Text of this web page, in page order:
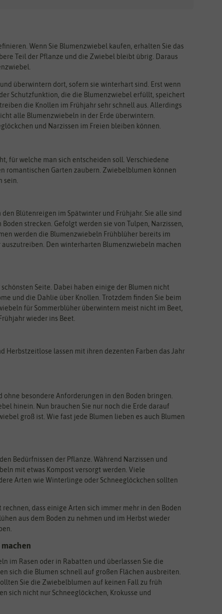
Wenn Sie Blumenzwiebel kaufen, erhalten Sie das
Teil der Pflanze und die Zwiebel bleibt übrig. Daraus
überwintern dort, sofern sie winterhart sind. Erst wenn
Schutzfunktion, die die Blumenzwiebel erfüllt, speichert
die Knollen im Frühjahr sehr schnell aus. Allerdings
alle Blumenzwiebeln in der Erde überwintern.
und Narzissen im Freien bleiben können.
für welche man sich entscheiden soll. Verschiedene
romantischen Garten zaubern. Zwiebelblumen können
sein.
Blütenreigen im Spätwinter und Frühjahr. Sie alle sind
strecken. Gefolgt werden sie von Tulpen, Narzissen,
werden die Blumenzwiebeln Frühblüher bereits im
Den winterharten Blumenzwiebeln machen
Seite. Dabei haben einige der Blumen nicht
und die Dahlie über Knollen. Trotzdem finden Sie beim
für Sommerblüher überwintern meist nicht im Beet,
wieder ins Beet.
Herbstzeitlose lassen mit ihren dezenten Farben das Jahr
besondere Anforderungen in den Boden bringen.
hinein. Nun brauchen Sie nur noch die Erde darauf
groß ist. Wie fast jede Blumen lieben es auch Blumen
Bedürfnissen der Pflanze. Während Narzissen und
mit etwas Kompost versorgt werden. Viele
Arten wie Winterlinge oder Schneeglöckchen sollten
dass einige Arten sich immer mehr in den Boden
aus dem Boden zu nehmen und im Herbst wieder
im Rasen oder in Rabatten und überlassen Sie die
sich die Blumen schnell auf großen Flächen ausbreiten.
Sie die Zwiebelblumen auf keinen Fall zu früh
sich nicht nur Schneeglöckchen, Krokusse und